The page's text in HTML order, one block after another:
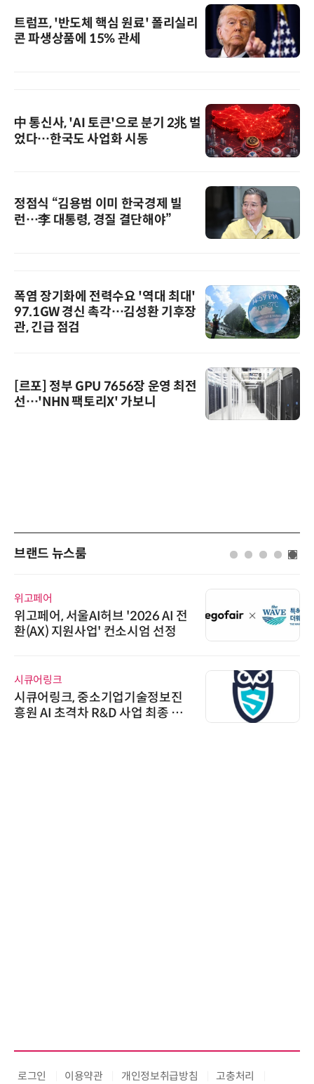
트럼프, '반도체 핵심 원료' 폴리실리
콘 파생상품에 15% 관세
中 통신사, 'AI 토큰'으로 분기 2兆 벌
었다…한국도 사업화 시동
정점식 “김용범 이미 한국경제 빌
런…李 대통령, 경질 결단해야”
폭염 장기화에 전력수요 '역대 최대'
97.1GW 경신 촉각…김성환 기후장
관, 긴급 점검
[르포] 정부 GPU 7656장 운영 최전
선…'NHN 팩토리X' 가보니
브랜드 뉴스룸
위고페어
위고페어, 서울AI허브 '2026 AI 전
환(AX) 지원사업' 컨소시엄 선정
시큐어링크
시큐어링크, 중소기업기술정보진
흥원 AI 초격차 R&D 사업 최종 선
로그인 이용약관 개인정보취급방침 고충처리